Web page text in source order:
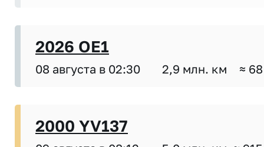
2026 OE1
08 августа в 02:30 2,9 млн. км ≈
2000 YV137